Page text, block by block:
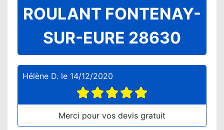
ROULANT FONTENAY-
SUR-EURE 28630
Hélène D. le 14/12/2020
Merci pour vos devis gratuit